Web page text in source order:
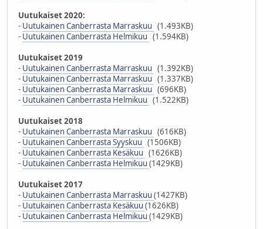
Uutukaiset 2020:
- Uutukainen Canberrasta Marraskuu (1.493KB)
- Uutukainen Canberrasta Helmikuu (1.594KB)
Uutukaiset 2019
- Uutukainen Canberrasta Marraskuu (1.392KB)
- Uutukainen Canberrasta Marraskuu (1.337KB)
- Uutukainen Canberrasta Marraskuu (696KB)
- Uutukainen Canberrasta Helmikuu (1.522KB)
Uutukaiset 2018
- Uutukainen Canberrasta Marraskuu (616KB)
- Uutukainen Canberrasta Syyskuu (1506KB)
- Uutukainen Canberrasta Kesäkuu (1626KB)
- Uutukainen Canberrasta Helmikuu (1429KB)
Uutukaiset 2017
- Uutukainen Canberrasta Marraskuu (1427KB)
- Uutukainen Canberrasta Kesäkuu (1626KB)
- Uutukainen Canberrasta Helmikuu (1429KB)